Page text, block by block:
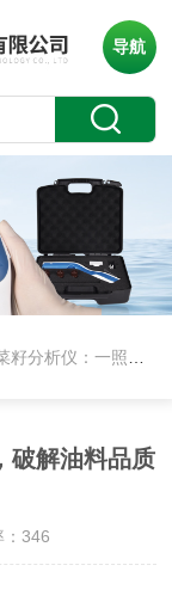
导航
：一照即测，破解油料品质密码
破解油料品质
346